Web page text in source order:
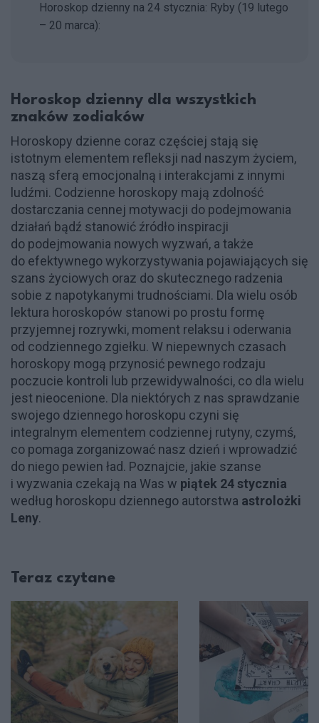
Horoskop dzienny na 24 stycznia: Ryby (19 lutego
– 20 marca):
Horoskop dzienny dla wszystkich
znaków zodiaków
Horoskopy dzienne coraz częściej stają się
istotnym elementem refleksji nad naszym życiem,
naszą sferą emocjonalną i interakcjami z innymi
ludźmi. Codzienne horoskopy mają zdolność
dostarczania cennej motywacji do podejmowania
działań bądź stanowić źródło inspiracji
do podejmowania nowych wyzwań, a także
do efektywnego wykorzystywania pojawiających się
szans życiowych oraz do skutecznego radzenia
sobie z napotykanymi trudnościami. Dla wielu osób
lektura horoskopów stanowi po prostu formę
przyjemnej rozrywki, moment relaksu i oderwania
od codziennego zgiełku. W niepewnych czasach
horoskopy mogą przynosić pewnego rodzaju
poczucie kontroli lub przewidywalności, co dla wielu
jest nieocenione. Dla niektórych z nas sprawdzanie
swojego dziennego horoskopu czyni się
integralnym elementem codziennej rutyny, czymś,
co pomaga zorganizować nasz dzień i wprowadzić
do niego pewien ład. Poznajcie, jakie szanse
i wyzwania czekają na Was w piątek 24 stycznia
według horoskopu dziennego autorstwa astrolożki
Leny.
Teraz czytane